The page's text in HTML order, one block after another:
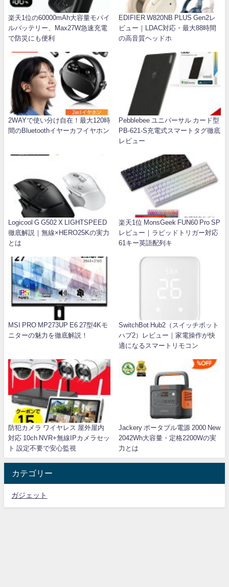
楽天1位の60000mAh大容量モバイ
ルバッテリー、Max27W急速充電
で防災にも便利
EDIFIER W820NB PLUS Gen2レ
ビュー｜LDAC対応・最大88時間
の高音質ヘッドホ
2WAYで使い分け自在！最大120時
間のBluetoothイヤーカフイヤホン
Pebblebee ユニバーサル カード型
PB-621-S充電式スマートタグ徹底
レビュー
Logicool G G502 X LIGHTSPEED
徹底解説｜無線×HERO25Kの実力
とは
楽天1位 MonsGeek FUN60 Pro SP
レビュー｜ラピッドトリガー対応
61キー英語配列キ
MSI PRO MP273UP E6 27型4Kモ
ニターの魅力を徹底解説！
SwitchBot Hub2（スイッチボット
ハブ2）レビュー｜家電操作が快
適になるスマートリモコン
防犯カメラ ワイヤレス 屋外屋内
対応 10ch NVR+無線IPカメラセッ
ト 設定不要で安心監視
Jackery ポータブル電源 2000 New
2042Wh大容量・定格2200Wの実
力とは
カテゴリー
ガジェット